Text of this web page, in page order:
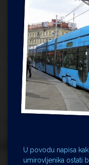
Željko Krznarić
Mario Lovreković
Miroslav Šantek
U povodu napisa
umirovljenika ostati